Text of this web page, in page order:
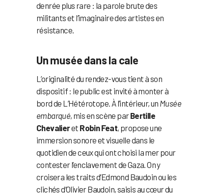
denrée plus rare : la parole brute des
militants et l’imaginaire des artistes en
résistance.
Un musée dans la cale
L’originalité du rendez-vous tient à son
dispositif : le public est invité à monter à
bord de L’Hétérotope. À l’intérieur, un Musée
embarqué, mis en scène parBertille
Chevalieret Robin Feat, propose une
immersion sonore et visuelle dans le
quotidien de ceux qui ont choisi la mer pour
contester l’enclavement de Gaza. On y
croisera les traits d’Edmond Baudoin ou les
clichés d’Olivier Baudoin, saisis au cœur du